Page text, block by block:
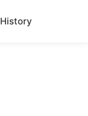
History